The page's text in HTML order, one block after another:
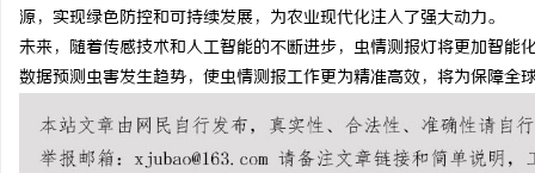
源，实现绿色防控和可持续发展，为农业现代化注入了强大动力。
未来，随着传感技术和人工智能的不断进步，虫情测报灯将更加智
数据预测虫害发生趋势，使虫情测报工作更为精准高效，将为保障全